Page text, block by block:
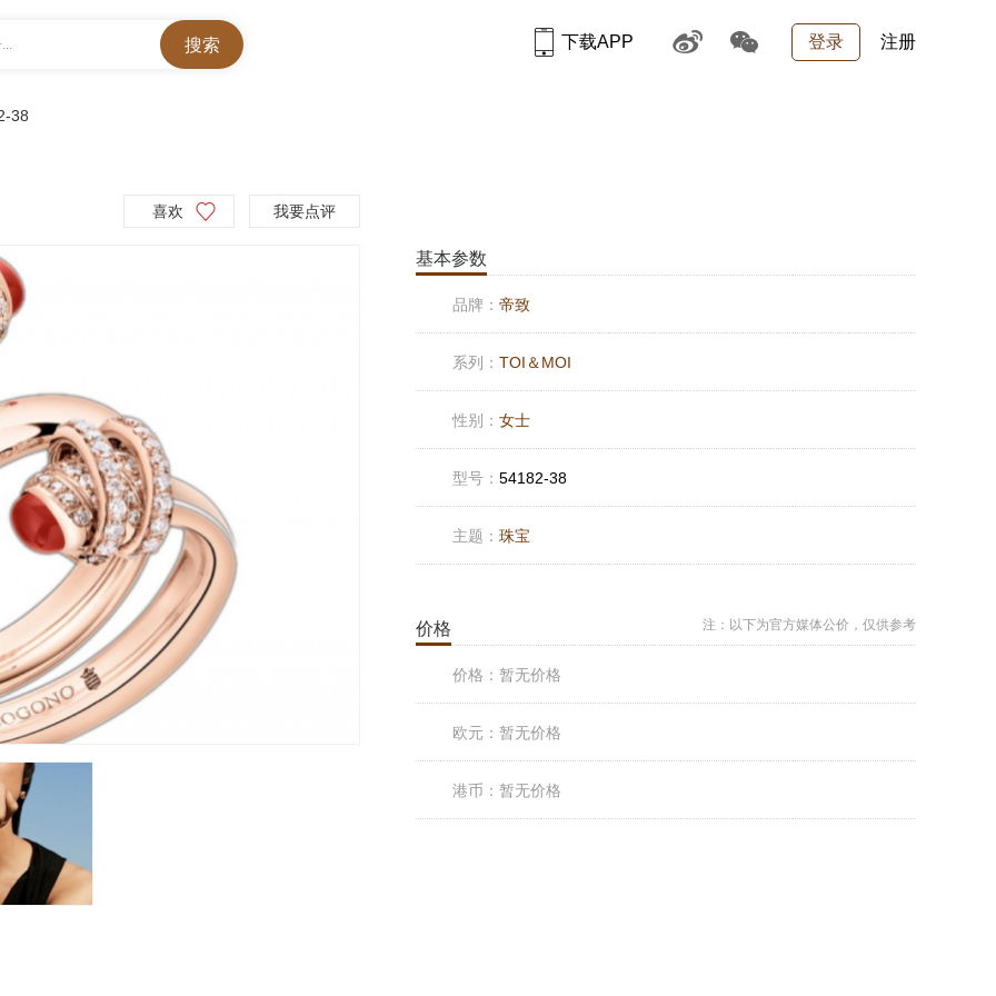
登录 注册
下载APP
38
喜欢 我要点评
基本参数
品牌： 帝致
系列： TOI＆MOI
性别： 女士
型号： 54182-38
主题： 珠宝
价格 注：以下为官方媒体公价，仅供参考
价格： 暂无价格
欧元： 暂无价格
港币： 暂无价格